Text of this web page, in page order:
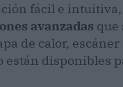
fácil e
avanzadas que
de calor,
disponibles